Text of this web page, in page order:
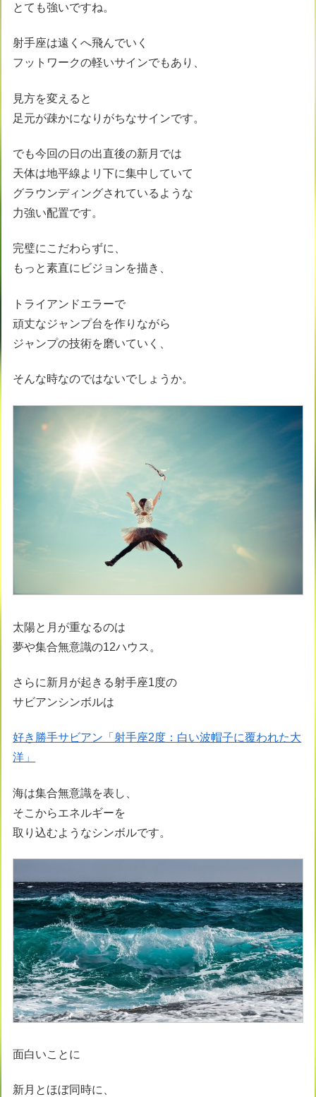
とても強いですね。
射手座は遠くへ飛んでいく
フットワークの軽いサインでもあり、
見方を変えると
足元が疎かになりがちなサインです。
でも今回の日の出直後の新月では
天体は地平線よリ下に集中していて
グラウンディングされているような
力強い配置です。
完璧にこだわらずに、
もっと素直にビジョンを描き、
トライアンドエラーで
頑丈なジャンプ台を作りながら
ジャンプの技術を磨いていく、
そんな時なのではないでしょうか。
太陽と月が重なるのは
夢や集合無意識の12ハウス。
さらに新月が起きる射手座1度の
サビアンシンボルは
好き勝手サビアン「射手座2度：白い波帽子に覆われた大
洋」
海は集合無意識を表し、
そこからエネルギーを
取り込むようなシンボルです。
面白いことに
新月とほぼ同時に、